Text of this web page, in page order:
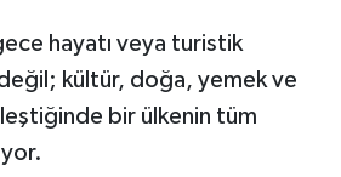
hayatı veya turistik
değil; kültür, doğa, yemek ve
bir ülkenin tüm